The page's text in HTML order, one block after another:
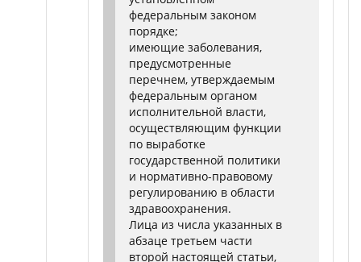
федеральным законом
порядке;
имеющие заболевания,
предусмотренные
перечнем, утверждаемым
федеральным органом
исполнительной власти,
осуществляющим функции
по выработке
государственной политики
и нормативно-правовому
регулированию в области
здравоохранения.
Лица из числа указанных в
абзаце третьем части
второй настоящей статьи,